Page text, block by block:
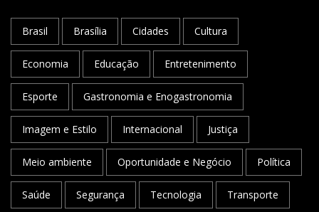
Brasil Brasília Cidades Cultura
Economia Educação Entretenimento
Esporte Gastronomia e Enogastronomia
Imagem e Estilo Internacional Justiça
Meio ambiente Oportunidade e Negócio Política
Saúde Segurança Tecnologia Transporte